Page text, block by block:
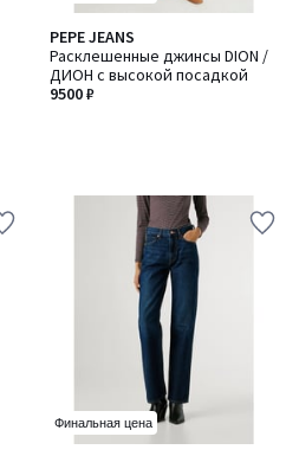
PEPE JEANS
Расклешенные джинсы DION /
ДИОН с высокой посадкой
9500 ₽
Финальная цена